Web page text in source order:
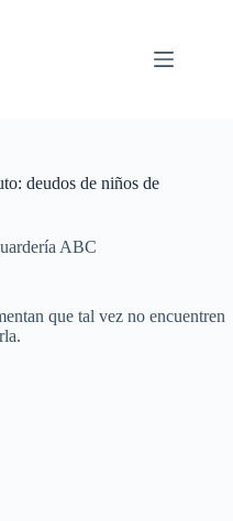
deudos de niños de
ABC
que tal vez no encuentren